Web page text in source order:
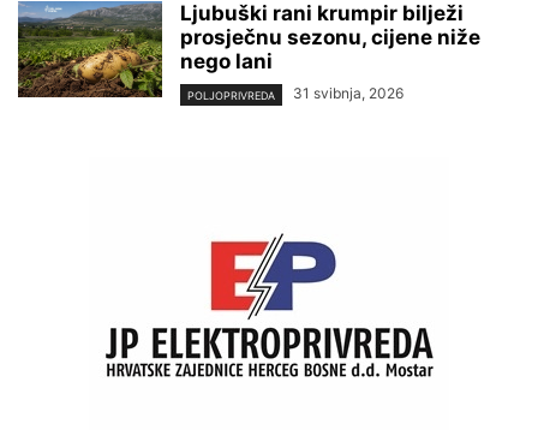
Ljubuški rani krumpir bilježi
prosječnu sezonu, cijene niže
nego lani
POLJOPRIVREDA 31 svibnja, 2026